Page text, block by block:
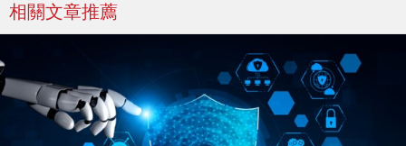
相關文章推薦